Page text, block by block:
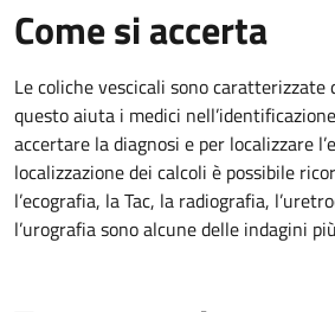
Come si accerta
Le coliche vescicali sono caratterizzate
questo aiuta i medici
accertare la diagnosi e per localizzare
localizzazione dei calcoli è possibile
l’ecografia, la Tac, la radiografia,
l’urografia sono alcune delle indagini